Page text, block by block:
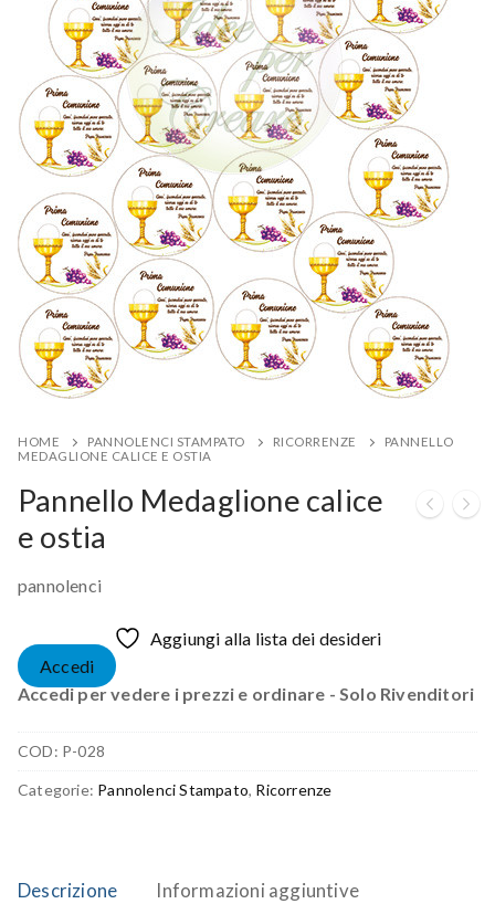
HOME PANNOLENCI STAMPATO RICORRENZE
PANNELLO
MEDAGLIONE CALICE E OSTIA
Pannello Medaglione calice
e ostia
pannolenci
Aggiungi alla lista dei desideri
Accedi
Accedi per vedere i prezzi e ordinare - Solo Rivenditori
COD: P-028
Categorie: Pannolenci Stampato, Ricorrenze
Descrizione Informazioni aggiuntive